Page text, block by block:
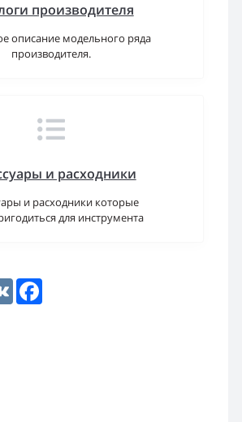
производителя
описание модельного ряда
производителя.
и расходники
и расходники которые
для инструмента
VK